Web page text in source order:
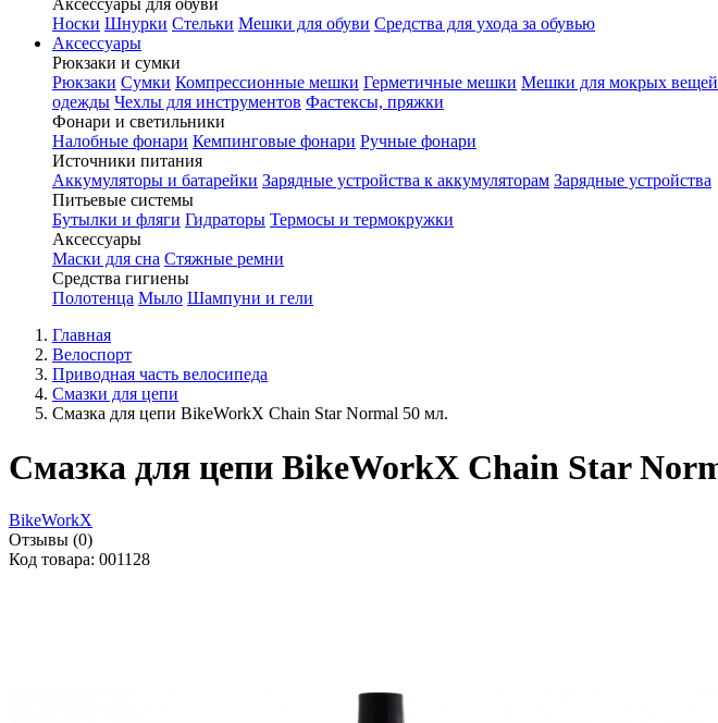
Аксессуары для обуви
Носки Шнурки Стельки Мешки для обуви Средства для ухода за обувью
Аксессуары
Рюкзаки и сумки
Рюкзаки Сумки Компрессионные мешки Герметичные мешки Мешки для мокрых вещей
одежды Чехлы для инструментов Фастексы, пряжки
Фонари и светильники
Налобные фонари Кемпинговые фонари Ручные фонари
Источники питания
Аккумуляторы и батарейки Зарядные устройства к аккумуляторам Зарядные устройства
Питьевые системы
Бутылки и фляги Гидраторы Термосы и термокружки
Аксессуары
Маски для сна Стяжные ремни
Средства гигиены
Полотенца Мыло Шампуни и гели
Главная
Велоспорт
Приводная часть велосипеда
Смазки для цепи
Смазка для цепи BikeWorkX Chain Star Normal 50 мл.
Смазка для цепи BikeWorkX Chain Star
BikeWorkX
Отзывы (0)
Код товара: 001128